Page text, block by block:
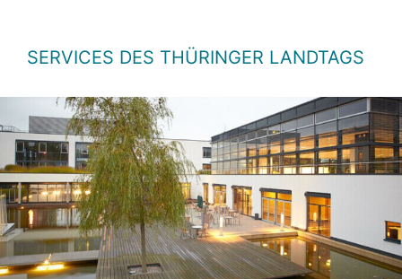
SERVICES DES THÜRINGER LANDTAGS